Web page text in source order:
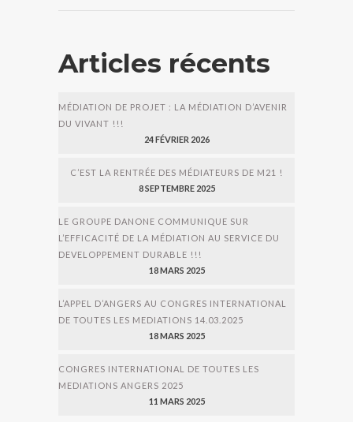
Articles récents
MÉDIATION DE PROJET : LA MÉDIATION D’AVENIR
DU VIVANT !!!
24 FÉVRIER 2026
C’EST LA RENTRÉE DES MÉDIATEURS DE M21 !
8 SEPTEMBRE 2025
LE GROUPE DANONE COMMUNIQUE SUR
L’EFFICACITÉ DE LA MÉDIATION AU SERVICE DU
DEVELOPPEMENT DURABLE !!!
18 MARS 2025
L’APPEL D’ANGERS AU CONGRES INTERNATIONAL
DE TOUTES LES MEDIATIONS 14.03.2025
18 MARS 2025
CONGRES INTERNATIONAL DE TOUTES LES
MEDIATIONS ANGERS 2025
11 MARS 2025